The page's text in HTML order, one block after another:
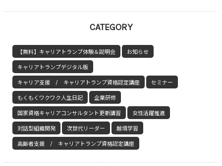
CATEGORY
【無料】キャリアトランプ体験＆説明会 お知らせ
キャリアトランプデジタル版
キャリア支援 / キャリアトランプ資格認定講座 セミナー
もくもくワクワク人生日記 企業研修
国家資格キャリアコンサルタント更新講習 女性活躍推進
対話型組織開発 次世代リーダー 越境学習
高齢者支援 / キャリアトランプ資格認定講座